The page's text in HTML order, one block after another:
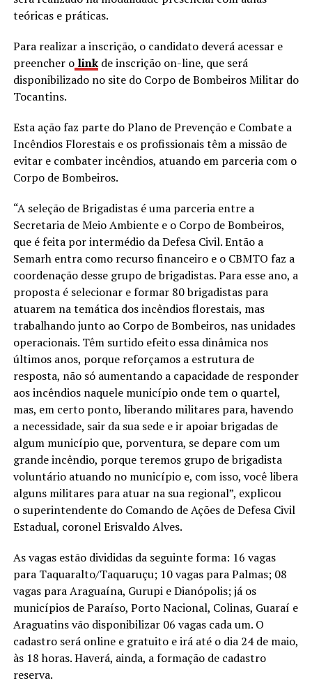
teóricas e práticas.
Para realizar a inscrição, o candidato deverá acessar e
preencher o linkde inscrição on-line, que será
disponibilizado no site do Corpo de Bombeiros Militar do
Tocantins.
Esta ação faz parte do Plano de Prevenção e Combate a
Incêndios Florestais e os profissionais têm a missão de
evitar e combater incêndios, atuando em parceria com o
Corpo de Bombeiros.
“A seleção de Brigadistas é uma parceria entre a
Secretaria de Meio Ambiente e o Corpo de Bombeiros,
que é feita por intermédio da Defesa Civil. Então a
Semarh entra como recurso financeiro e o CBMTO faz a
coordenação desse grupo de brigadistas. Para esse ano, a
proposta é selecionar e formar 80 brigadistas para
atuarem na temática dos incêndios florestais, mas
trabalhando junto ao Corpo de Bombeiros, nas unidades
operacionais. Têm surtido efeito essa dinâmica nos
últimos anos, porque reforçamos a estrutura de
resposta, não só aumentando a capacidade de responder
aos incêndios naquele município onde tem o quartel,
mas, em certo ponto, liberando militares para, havendo
a necessidade, sair da sua sede e ir apoiar brigadas de
algum município que, porventura, se depare com um
grande incêndio, porque teremos grupo de brigadista
voluntário atuando no município e, com isso, você libera
alguns militares para atuar na sua regional”, explicou
o superintendente do Comando de Ações de Defesa Civil
Estadual, coronel Erisvaldo Alves.
As vagas estão divididas da seguinte forma: 16 vagas
para Taquaralto/Taquaruçu; 10 vagas para Palmas; 08
vagas para Araguaína, Gurupi e Dianópolis; já os
municípios de Paraíso, Porto Nacional, Colinas, Guaraí e
Araguatins vão disponibilizar 06 vagas cada um. O
cadastro será online e gratuito e irá até o dia 24 de maio,
às 18 horas. Haverá, ainda, a formação de cadastro
reserva.